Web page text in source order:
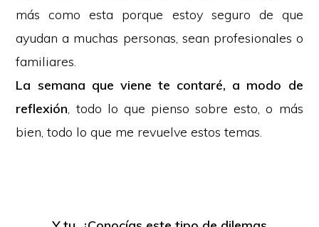
más como esta porque estoy seguro de que
ayudan a muchas personas, sean profesionales o
familiares.
La semana que viene te contaré, a modo de
reflexión , todo lo que pienso sobre esto, o más
bien, todo lo que me revuelve estos temas.